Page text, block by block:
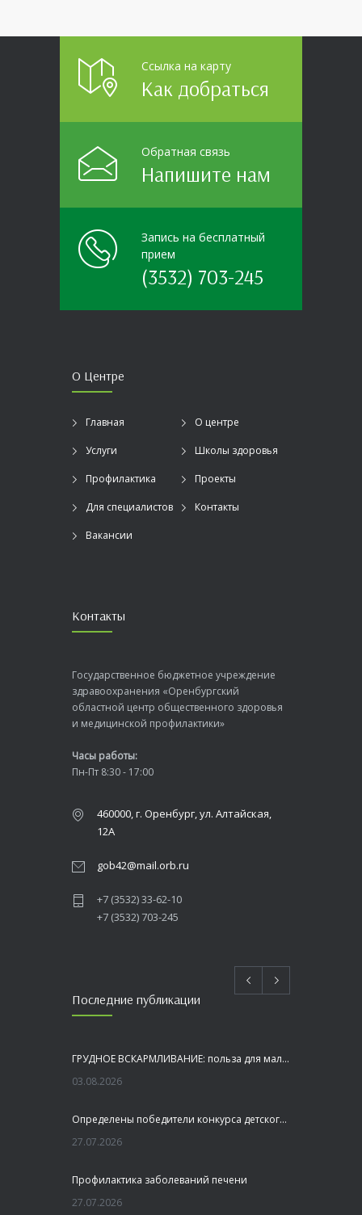
Ссылка на карту
Как добраться
Обратная связь
Напишите нам
Запись на бесплатный
прием
(3532) 703-245
О Центре
Главная О центре
Услуги Школы здоровья
Профилактика Проекты
Для специалистов Контакты
Вакансии
Контакты
Государственное бюджетное учреждение
здравоохранения «Оренбургский
областной центр общественного здоровья
и медицинской профилактики»
Часы работы:
Пн-Пт 8:30 - 17:00
460000, г. Оренбург, ул. Алтайская,
12А
gob42@mail.orb.ru
+7 (3532) 33-62-10
+7 (3532) 703-245
Последние публикации
ГРУДНОЕ ВСКАРМЛИВАНИЕ: польза для малыша и мамы
03.08.2026
Определены победители конкурса детского рисунка «Я шагаю по Оренбуржью»
27.07.2026
Профилактика заболеваний печени
27.07.2026